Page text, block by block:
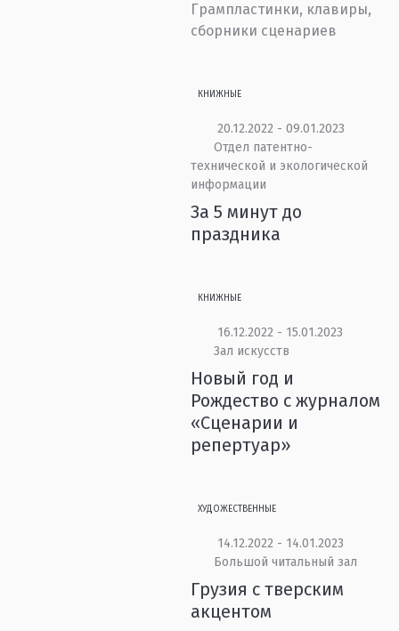
Грампластинки, клавиры,
сборники сценариев
КНИЖНЫЕ
20.12.2022 - 09.01.2023
Отдел патентно-
технической и экологической
информации
За 5 минут до
праздника
КНИЖНЫЕ
16.12.2022 - 15.01.2023
Зал искусств
Новый год и
Рождество с журналом
«Сценарии и
репертуар»
ХУДОЖЕСТВЕННЫЕ
14.12.2022 - 14.01.2023
Большой читальный зал
Грузия с тверским
акцентом